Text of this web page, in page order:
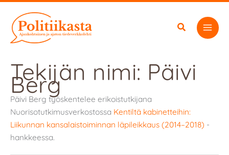
sisältöön
Tekijän nimi: Päivi
Berg
Päivi Berg työskentelee erikoistutkijana
Nuorisotutkimusverkostossa Kentiltä kabinetteihin:
Liikunnan kansalaistoiminnan läpileikkaus (2014–2018) -
hankkeessa.